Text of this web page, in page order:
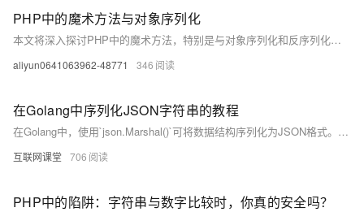
PHP中的魔术方法与对象序列化
本文将深入探讨PHP中的魔术方法，特别是与对象序列化和反序列化相关的__sleep()和__wakeup()方法。通过实例解析，帮助读者理解如何在实际应用中有效利用这些魔术方法，提高开发效率和代码质量。
aliyun0641063962-48771 346
在Golang中序列化JSON字符串的教程
在Golang中，使用`json.Marshal()`可将数据结构序列化为JSON格式。若直接对JSON字符串进行序列化，会因转义字符导致错误。解决方案包括使用`[]byte`或`json.RawMessage()`来避免双引号被转义，从而正确实现JSON的序列化与反序列化。
互联网课堂 706
PHP中的陷阱：字符串与数字比较时，你真的安全吗？